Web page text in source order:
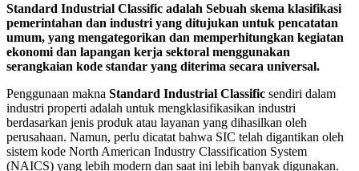
Standard Industrial Classific adalah Sebuah skema klasifikasi
pemerintahan dan industri yang ditujukan untuk pencatatan
umum, yang mengategorikan dan memperhitungkan kegiatan
ekonomi dan lapangan kerja sektoral menggunakan
serangkaian kode standar yang diterima secara universal.
Penggunaan makna Standard Industrial Classific sendiri dalam
industri properti adalah untuk mengklasifikasikan industri
berdasarkan jenis produk atau layanan yang dihasilkan oleh
perusahaan. Namun, perlu dicatat bahwa SIC telah digantikan oleh
sistem kode North American Industry Classification System
(NAICS) yang lebih modern dan saat ini lebih banyak digunakan.